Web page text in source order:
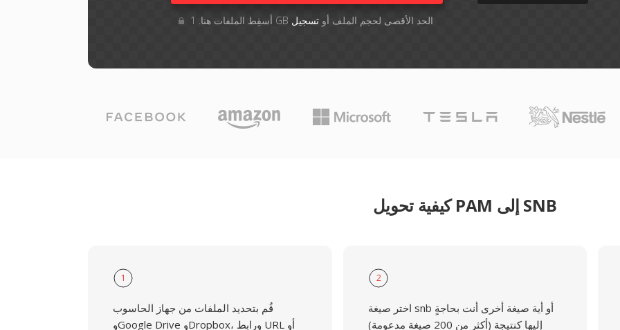
أسقِط الملفات هنا. 1 GB الحد الأقصى لحجم الملف أوتسجيل
كيفية تحويل PAM إلى SNB
1
قُم بتحديد الملفات من جهاز الحاسوب
وGoogle Drive وDropbox، ورابط URL أو
2
اختر صيغة snb أو أية صيغة أخرى أنت بحاجةٍ
إليها كنتيجة (أكثر من 200 صيغة مدعومة)